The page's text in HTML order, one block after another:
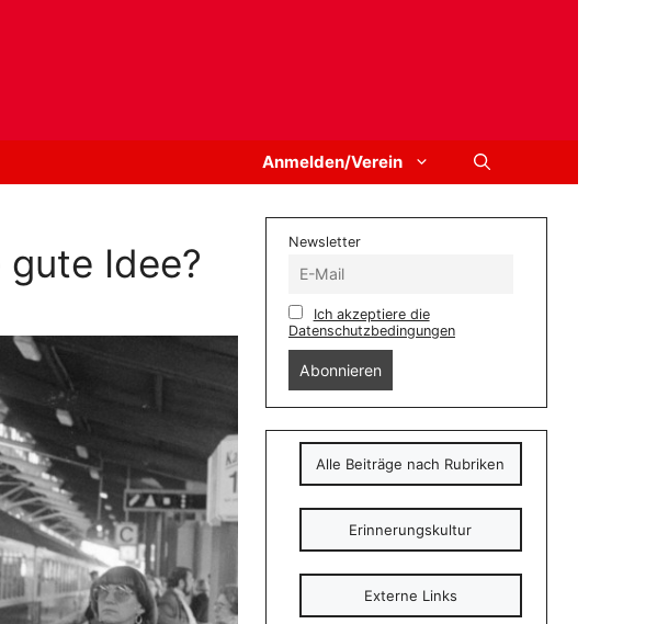
Anmelden/Verein
Idee? Newsletter
Ich akzeptiere die
Datenschutzbedingungen
Alle Beiträge nach Rubriken
Erinnerungskultur
Externe Links